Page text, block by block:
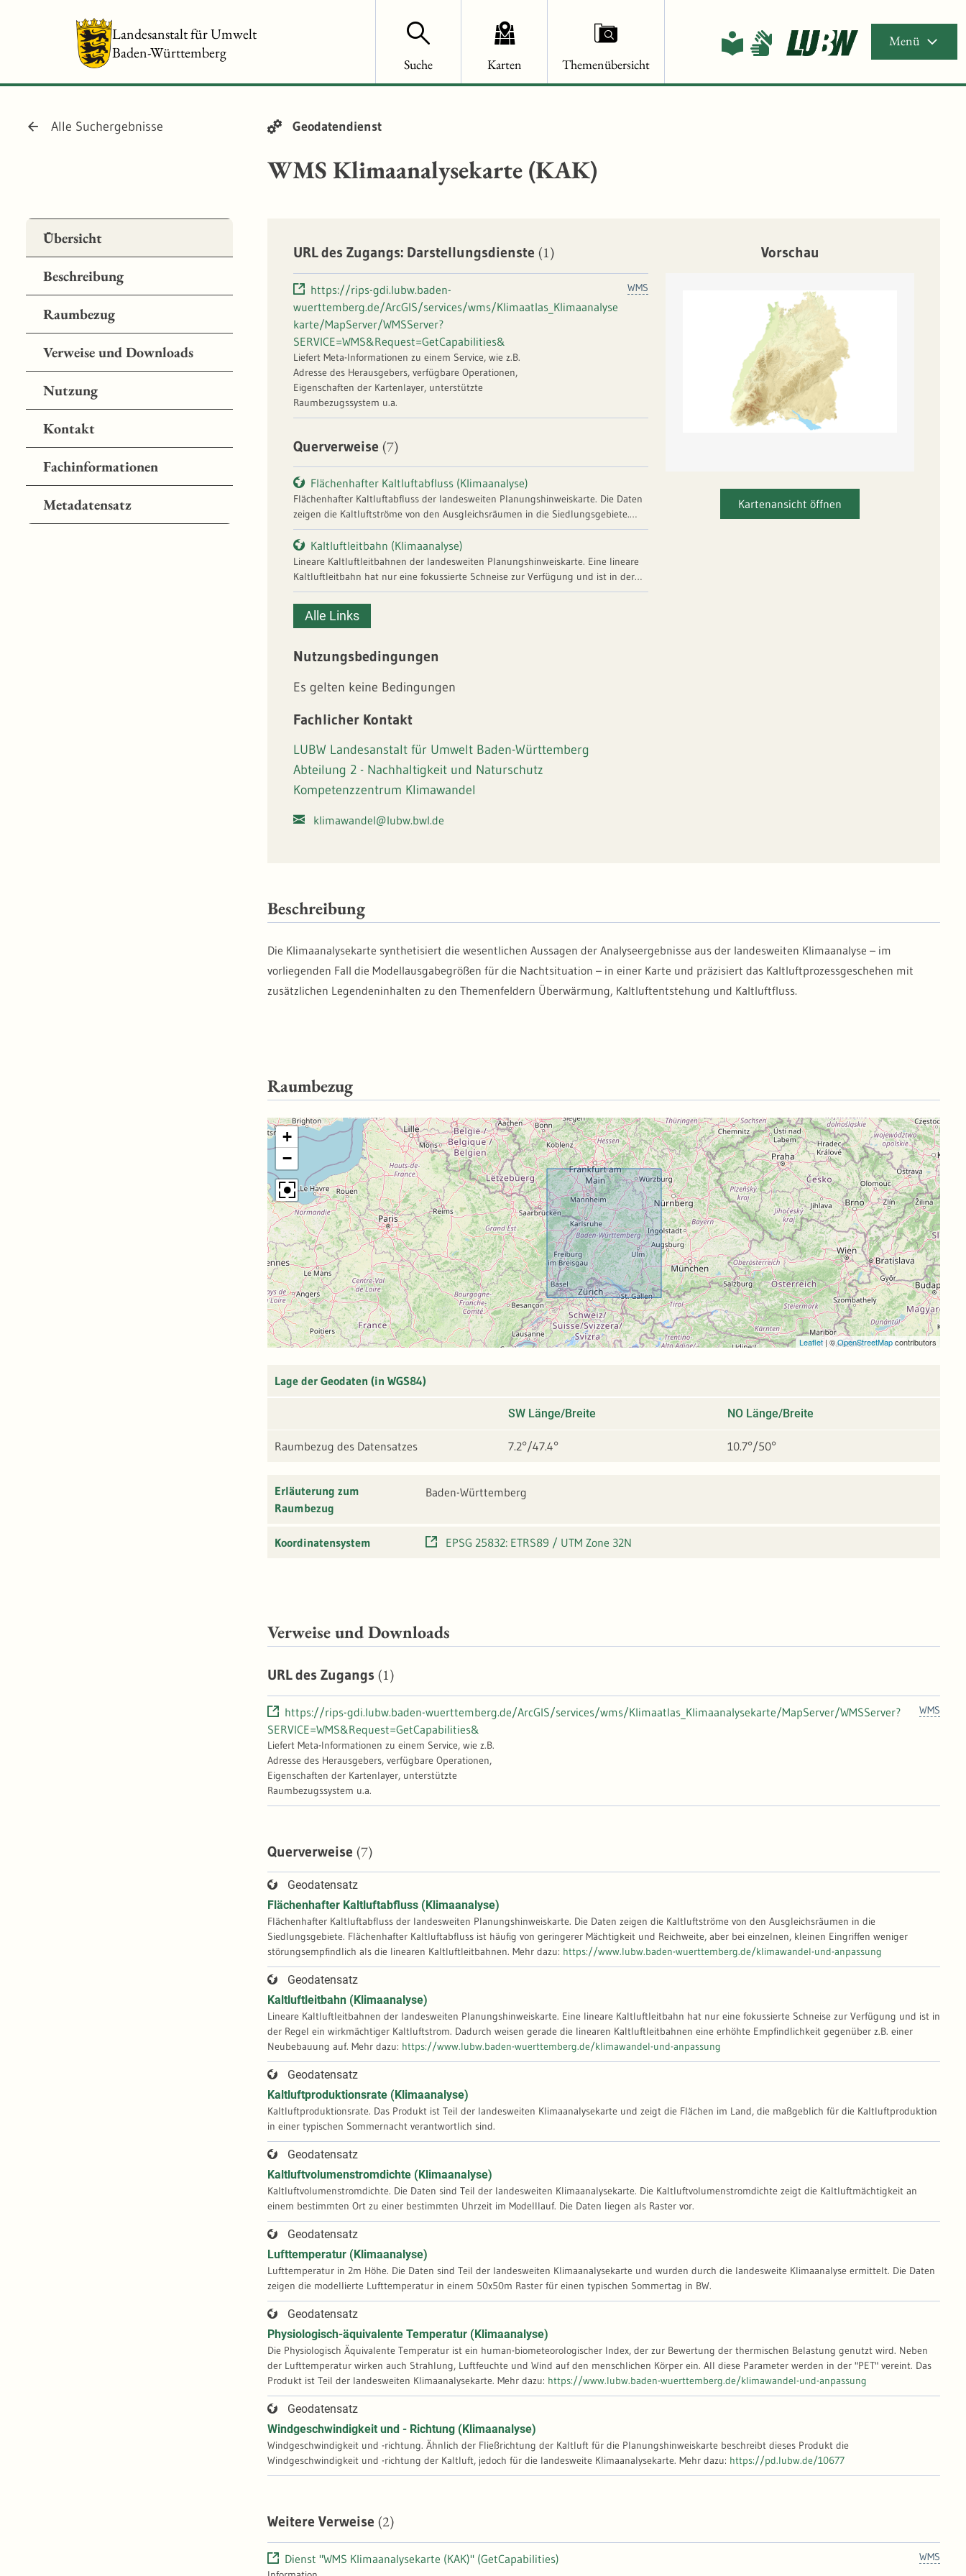
Landesanstalt für Umwelt
Baden-Württemberg
Suche Karten Themenübersicht
Menü
Alle Suchergebnisse Geodatendienst
WMS Klimaanalysekarte (KAK)
Übersicht
Beschreibung
Raumbezug
Verweise und Downloads
Nutzung
Kontakt
Fachinformationen
Metadatensatz
URL des Zugangs: Darstellungsdienste (1)
WMS
https://rips-gdi.lubw.baden-
wuerttemberg.de/ArcGIS/services/wms/Klimaatlas_Klimaanalyse
karte/MapServer/WMSServer?
SERVICE=WMS&Request=GetCapabilities&
Liefert Meta-Informationen zu einem Service, wie z.B.
Adresse des Herausgebers, verfügbare Operationen,
Eigenschaften der Kartenlayer, unterstützte
Raumbezugssystem u.a.
Querverweise (7)
Flächenhafter Kaltluftabfluss (Klimaanalyse)
Flächenhafter Kaltluftabfluss der landesweiten Planungshinweiskarte. Die Daten
zeigen die Kaltluftströme von den Ausgleichsräumen in die Siedlungsgebiete.
Flächenhafter Kaltluftabfluss ist häufig von geringerer Mächtigkeit und
Reichweite, aber bei einzelnen, kleinen Eingriffen weniger störungsempfindlich
als die linearen Kaltluftleitbahnen. Mehr dazu:https://www.lubw.baden-wuertte
mberg.de/klimawandel-und-anpassung
Kaltluftleitbahn (Klimaanalyse)
Lineare Kaltluftleitbahnen der landesweiten Planungshinweiskarte. Eine lineare
Kaltluftleitbahn hat nur eine fokussierte Schneise zur Verfügung und ist in der
Regel ein wirkmächtiger Kaltluftstrom. Dadurch weisen gerade die linearen
Kaltluftleitbahnen eine erhöhte Empfindlichkeit gegenüber z.B. einer
Alle Links
Nutzungsbedingungen
Es gelten keine Bedingungen
Fachlicher Kontakt
LUBW Landesanstalt für Umwelt Baden-Württemberg
Abteilung 2 - Nachhaltigkeit und Naturschutz
Kompetenzzentrum Klimawandel
klimawandel@lubw.bwl.de
Vorschau
Kartenansicht öffnen
Beschreibung
Die Klimaanalysekarte synthetisiert die wesentlichen Aussagen der Analyseergebnisse aus der landesweiten Klimaanalyse – im
vorliegenden Fall die Modellausgabegrößen für die Nachtsituation – in einer Karte und präzisiert das Kaltluftprozessgeschehen mit
zusätzlichen Legendeninhalten zu den Themenfeldern Überwärmung, Kaltluftentstehung und Kaltluftfluss.
Raumbezug
+
−
Leaflet |©OpenStreetMapcontributors
Lage der Geodaten (in WGS84)
SW Länge/Breite NO Länge/Breite
Raumbezug des Datensatzes 7.2°/47.4° 10.7°/50°
Erläuterung zum
Raumbezug
Baden-Württemberg
Koordinatensystem EPSG 25832: ETRS89 / UTM Zone 32N
Verweise und Downloads
URL des Zugangs (1)
WMS
https://rips-gdi.lubw.baden-wuerttemberg.de/ArcGIS/services/wms/Klimaatlas_Klimaanalysekarte/MapServer/WMSServer?
SERVICE=WMS&Request=GetCapabilities&
Liefert Meta-Informationen zu einem Service, wie z.B.
Adresse des Herausgebers, verfügbare Operationen,
Eigenschaften der Kartenlayer, unterstützte
Raumbezugssystem u.a.
Querverweise (7)
Geodatensatz
Flächenhafter Kaltluftabfluss (Klimaanalyse)
Flächenhafter Kaltluftabfluss der landesweiten Planungshinweiskarte. Die Daten zeigen die Kaltluftströme von den Ausgleichsräumen in die
Siedlungsgebiete. Flächenhafter Kaltluftabfluss ist häufig von geringerer Mächtigkeit und Reichweite, aber bei einzelnen, kleinen Eingriffen weniger
störungsempfindlich als die linearen Kaltluftleitbahnen. Mehr dazu: https://www.lubw.baden-wuerttemberg.de/klimawandel-und-anpassung
Geodatensatz
Kaltluftleitbahn (Klimaanalyse)
Lineare Kaltluftleitbahnen der landesweiten Planungshinweiskarte. Eine lineare Kaltluftleitbahn hat nur eine fokussierte Schneise zur Verfügung und ist in
der Regel ein wirkmächtiger Kaltluftstrom. Dadurch weisen gerade die linearen Kaltluftleitbahnen eine erhöhte Empfindlichkeit gegenüber z.B. einer
Neubebauung auf. Mehr dazu: https://www.lubw.baden-wuerttemberg.de/klimawandel-und-anpassung
Geodatensatz
Kaltluftproduktionsrate (Klimaanalyse)
Kaltluftproduktionsrate. Das Produkt ist Teil der landesweiten Klimaanalysekarte und zeigt die Flächen im Land, die maßgeblich für die Kaltluftproduktion
in einer typischen Sommernacht verantwortlich sind.
Geodatensatz
Kaltluftvolumenstromdichte (Klimaanalyse)
Kaltluftvolumenstromdichte. Die Daten sind Teil der landesweiten Klimaanalysekarte. Die Kaltluftvolumenstromdichte zeigt die Kaltluftmächtigkeit an
einem bestimmten Ort zu einer bestimmten Uhrzeit im Modelllauf. Die Daten liegen als Raster vor.
Geodatensatz
Lufttemperatur (Klimaanalyse)
Lufttemperatur in 2m Höhe. Die Daten sind Teil der landesweiten Klimaanalysekarte und wurden durch die landesweite Klimaanalyse ermittelt. Die Daten
zeigen die modellierte Lufttemperatur in einem 50x50m Raster für einen typischen Sommertag in BW.
Geodatensatz
Physiologisch-äquivalente Temperatur (Klimaanalyse)
Die Physiologisch Äquivalente Temperatur ist ein human-biometeorologischer Index, der zur Bewertung der thermischen Belastung genutzt wird. Neben
der Lufttemperatur wirken auch Strahlung, Luftfeuchte und Wind auf den menschlichen Körper ein. All diese Parameter werden in der "PET" vereint. Das
Produkt ist Teil der landesweiten Klimaanalysekarte. Mehr dazu: https://www.lubw.baden-wuerttemberg.de/klimawandel-und-anpassung
Geodatensatz
Windgeschwindigkeit und - Richtung (Klimaanalyse)
Windgeschwindigkeit und -richtung. Ähnlich der Fließrichtung der Kaltluft für die Planungshinweiskarte beschreibt dieses Produkt die
Windgeschwindigkeit und -richtung der Kaltluft, jedoch für die landesweite Klimaanalysekarte. Mehr dazu: https://pd.lubw.de/10677
Weitere Verweise (2)
WMS
Dienst "WMS Klimaanalysekarte (KAK)" (GetCapabilities)